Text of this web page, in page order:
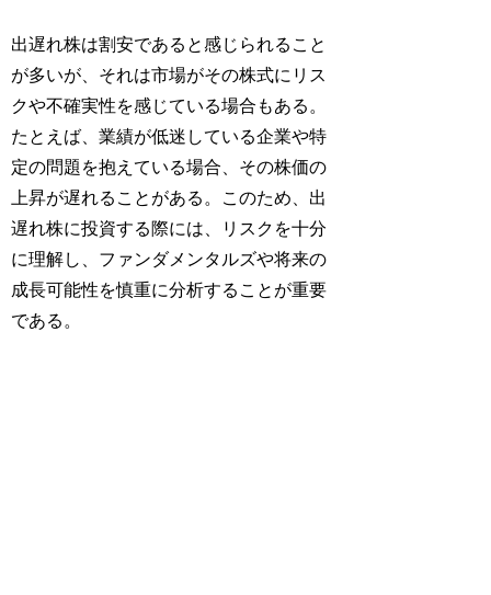
出遅れ株は割安であると感じられること
が多いが、それは市場がその株式にリス
クや不確実性を感じている場合もある。
たとえば、業績が低迷している企業や特
定の問題を抱えている場合、その株価の
上昇が遅れることがある。このため、出
遅れ株に投資する際には、リスクを十分
に理解し、ファンダメンタルズや将来の
成長可能性を慎重に分析することが重要
である。